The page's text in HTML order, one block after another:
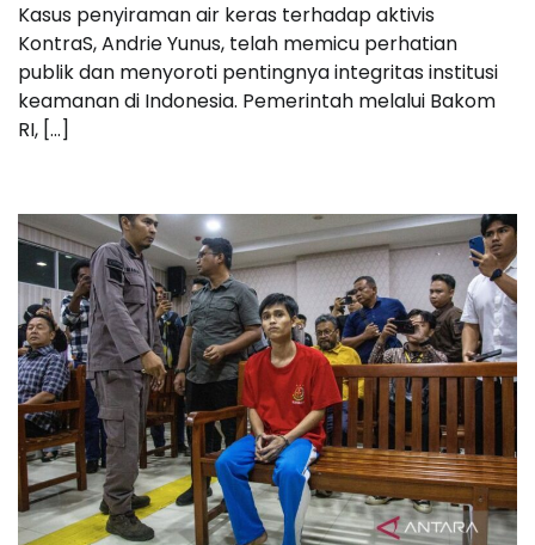
Kasus penyiraman air keras terhadap aktivis
KontraS, Andrie Yunus, telah memicu perhatian
publik dan menyoroti pentingnya integritas institusi
keamanan di Indonesia. Pemerintah melalui Bakom
RI, […]